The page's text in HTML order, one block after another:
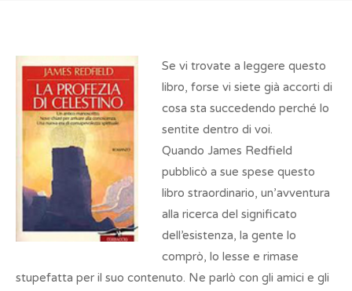
Se vi trovate a leggere questo
libro, forse vi siete già accorti di
cosa sta succedendo perché lo
sentite dentro di voi.
Quando James Redfield
pubblicò a sue spese questo
libro straordinario, un’avventura
alla ricerca del significato
dell’esistenza, la gente lo
comprò, lo lesse e rimase
stupefatta per il suo contenuto. Ne parlò con gli amici e gli